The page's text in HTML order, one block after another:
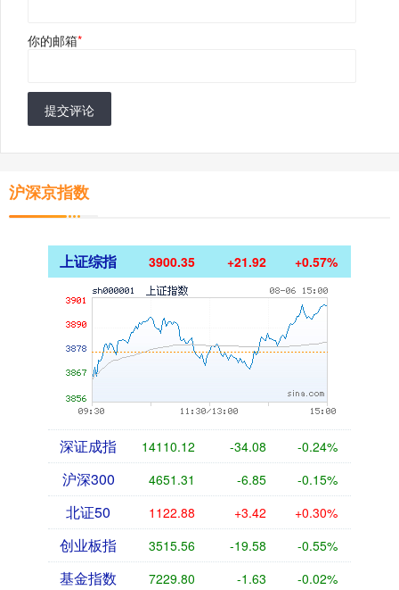
你的邮箱*
提交评论
沪深京指数
上证综指 3900.35 +21.92 +0.57%
深证成指 14110.12 -34.08 -0.24%
沪深300 4651.31 -6.85 -0.15%
北证50 1122.88 +3.42 +0.30%
创业板指 3515.56 -19.58 -0.55%
基金指数 7229.80 -1.63 -0.02%